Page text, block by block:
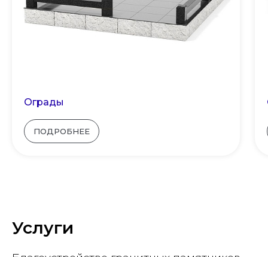
Ограды
ПОДРОБНЕЕ
Услуги